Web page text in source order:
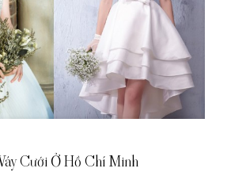
Cưới Ở Hồ Chí Minh